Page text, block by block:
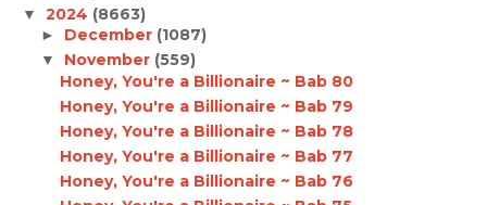
▼ 2024 (8663)
► December (1087)
▼ November (559)
Honey, You're a Billionaire ~ Bab 80
Honey, You're a Billionaire ~ Bab 79
Honey, You're a Billionaire ~ Bab 78
Honey, You're a Billionaire ~ Bab 77
Honey, You're a Billionaire ~ Bab 76